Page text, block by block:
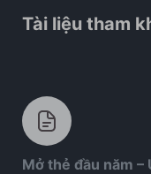
Tài liệu tham
Mở thẻ đầu năm